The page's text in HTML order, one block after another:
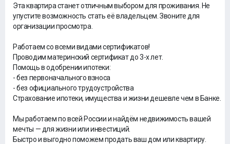
Эта квартира станет отличным выбором для проживания. Не
упустите возможность стать её владельцем. Звоните для
организации просмотра.
Работаем со всеми видами сертификатов!
Проводим материнский сертификат до 3-х лет.
Помощь в одобрении ипотеки:
- без первоначального взноса
- без официального трудоустройства
Страхование ипотеки, имущества и жизни дешевле чем в Банке.
Мы работаем по всей России и найдём недвижимость вашей
мечты — для жизни или инвестиций.
Быстро и выгодно поможем продать ваш дом или квартиру.